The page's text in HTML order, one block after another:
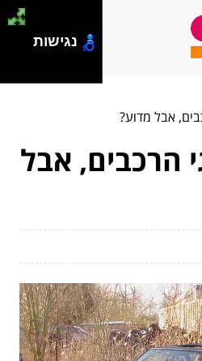
אבל מדוע?
הרכבים, אבל
נגישות